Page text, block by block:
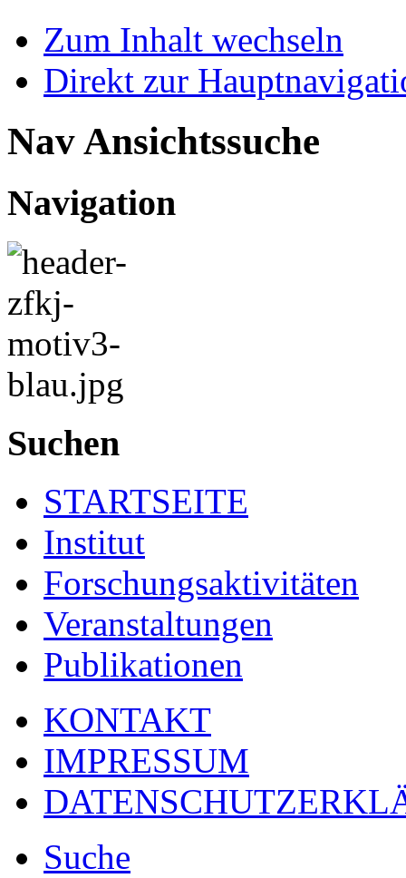
Zum Inhalt wechseln
Direkt zur
Nav Ansichtssuche
Navigation
Suchen
STARTSEITE
Institut
Forschungsaktivitäten
Veranstaltungen
Publikationen
KONTAKT
IMPRESSUM
Suche